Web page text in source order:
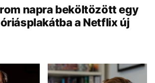
napra beköltözött egy
a Netflix új